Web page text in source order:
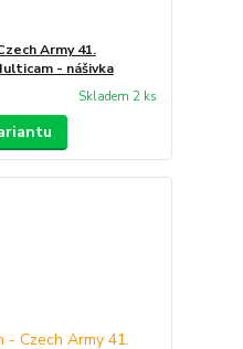
Army 41.
- nášivka
Skladem 2 ks